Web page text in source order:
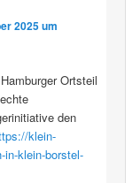
2025 um
Ortsteil
den
klein-
in-klein-borstel-